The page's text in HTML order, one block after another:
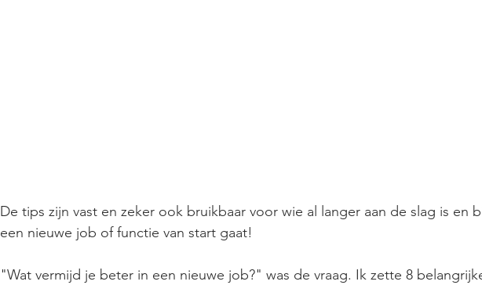
De tips zijn vast en zeker ook bruikbaar voor wie al langer aan de slag is en
een nieuwe job of functie van start gaat!
"Wat vermijd je beter in een nieuwe job?" was de vraag. Ik zette 8